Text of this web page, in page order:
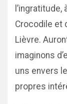
Crocodile et
Lièvre.
imaginons
uns envers
propres